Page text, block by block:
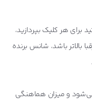
هر کلیک بپردازید،
بالاتر باشد، شانس برنده
از عدد 10 تعیین می‌شود و میزان هماهنگی